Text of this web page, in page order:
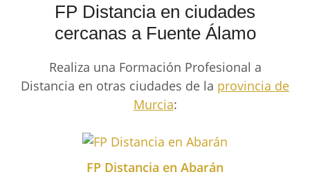
FP Distancia en ciudades
cercanas a Fuente Álamo
Realiza una Formación Profesional a
Distancia en otras ciudades de la provincia de
Murcia:
FP Distancia en Abarán